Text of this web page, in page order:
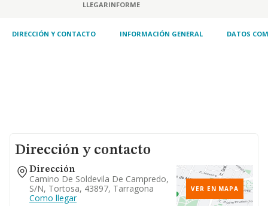
LLEGARINFORME
DIRECCIÓN Y CONTACTO INFORMACIÓN GENERAL DATOS
Dirección y contacto
Dirección
Camino De Soldevila De Campredo,
S/n, Tortosa, 43897, Tarragona
Como llegar
VER EN MAPA